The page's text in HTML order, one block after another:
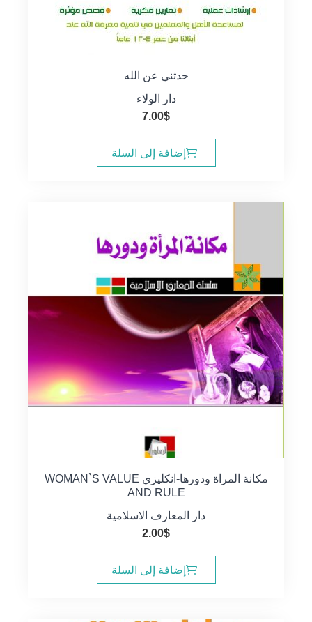
حدثني عن الله
دار الولاء
7.00$
إضافة إلى السلة
مكانة المراة ودورها-انكليزي WOMAN`S VALUE
AND RULE
دار المعارف الاسلامية
2.00$
إضافة إلى السلة